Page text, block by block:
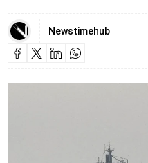
Newstimehub